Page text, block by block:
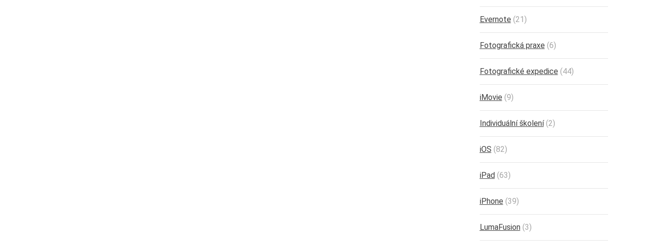
Evernote (21)
Fotografická praxe (6)
Fotografické expedice (44)
iMovie (9)
Individuální školení(2)
iOS (82)
iPad(63)
iPhone (39)
LumaFusion(3)